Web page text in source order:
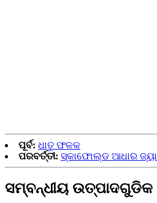
ପୂର୍ବ: ଧାତୁ ଫଳକ
ପରବର୍ତ୍ତୀ: ସ୍କାଫୋଲ୍ଡ ଆଧାର
ସମ୍ବନ୍ଧୀୟ ଉତ୍ପାଦଗୁଡିକ